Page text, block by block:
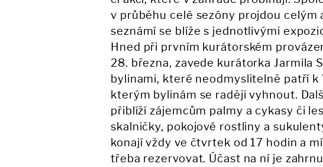
v průběhu celé sezóny projdou celým
seznámí se blíže s jednotlivými
Hned při prvním kurátorském
28. března, zavede kurátorka Jarmila
bylinami, které neodmyslitelně patří k
kterým bylinám se raději vyhnout.
přiblíží zájemcům palmy a cykasy či
skalničky, pokojové rostliny a
konají vždy ve čtvrtek od 17 hodin a
třeba rezervovat. Účast na ní je